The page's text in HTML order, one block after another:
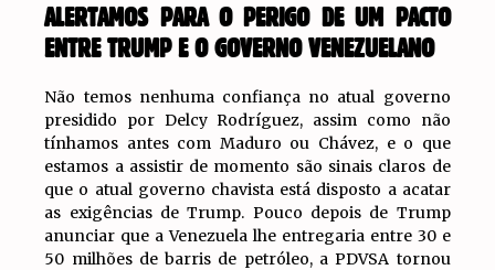
ALERTAMOS PARA O PERIGO DE UM PACTO
ENTRE TRUMP E O GOVERNO VENEZUELANO
Não temos nenhuma confiança no atual governo
presidido por Delcy Rodríguez, assim como não
tínhamos antes com Maduro ou Chávez, e o que
estamos a assistir de momento são sinais claros de
que o atual governo chavista está disposto a acatar
as exigências de Trump. Pouco depois de Trump
anunciar que a Venezuela lhe entregaria entre 30 e
50 milhões de barris de petróleo, a PDVSA tornou